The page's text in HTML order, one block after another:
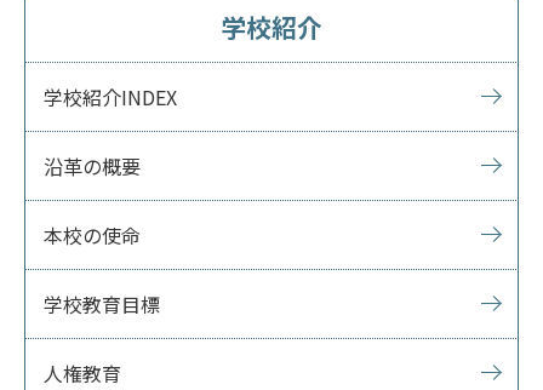
学校紹介
学校紹介INDEX
沿革の概要
本校の使命
学校教育目標
人権教育